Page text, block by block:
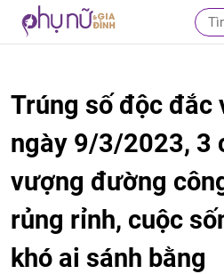
Trúng số độc đắc
ngày 9/3/2023, 3
vượng đường
rủng rỉnh, cuộc
khó ai sánh bằng